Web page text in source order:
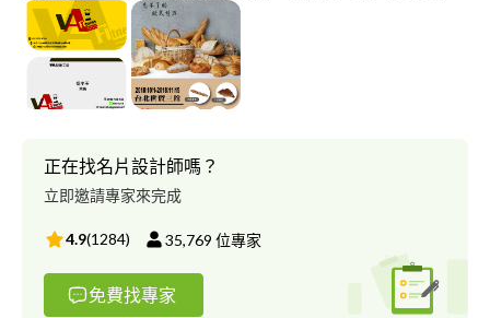
物超所值的服務!
正在找名片設計師嗎？
立即邀請專家來完成
4.9(1284) 35,769 位專家
免費找專家